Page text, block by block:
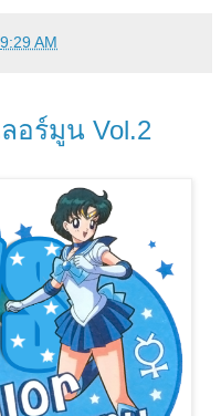
9:29 AM
อร์มูน Vol.2